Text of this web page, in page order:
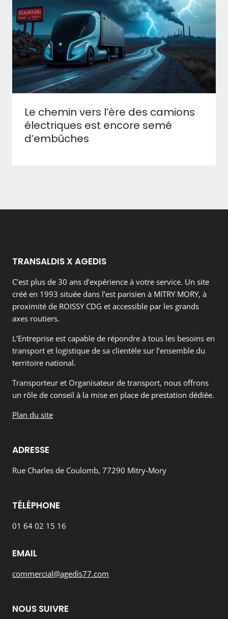
Le chemin vers l’ère des camions
électriques est encore semé
d’embûches
TRANSALDIS X AGEDIS
C’est plus de 30 ans d’expérience à votre service. Un site
créé en 1993 située dans l’est parisien à MITRY MORY, à
proximité de ROISSY CDG et accessible par les grands
axes routiers.
L’Entreprise est capable de répondre à tous les besoins en
transport et logistique de sa clientèle sur l’ensemble du
territoire national.
Transporteur et Organisateur de transport, nous offrons
un rôle de conseil à la mise en place de prestation dédiée.
Plan du site
ADRESSE
Rue Charles de Coulomb, 77290 Mitry-Mory
TÉLÉPHONE
01 64 02 15 16
EMAIL
commercial@agedis77.com
NOUS SUIVRE